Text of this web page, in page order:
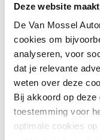
Deze website
De Van Mossel
cookies om
analyseren, voor
dat je relevante
weten over deze
Bij akkoord op
toestemming voor
optimale cookies